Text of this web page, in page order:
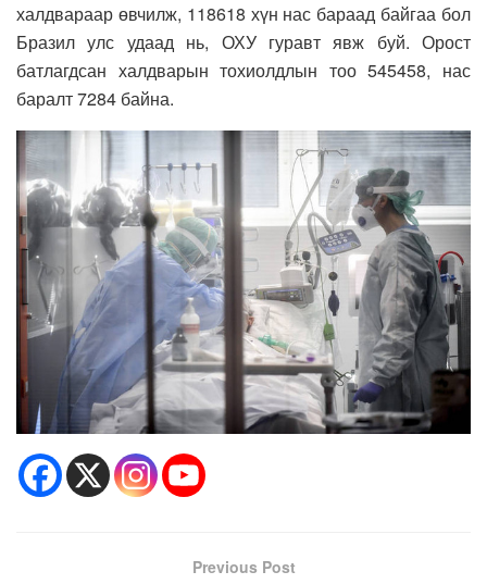
халдвараар өвчилж, 118618 хүн нас бараад байгаа бол
Бразил улс удаад нь, ОХУ гуравт явж буй. Орост
батлагдсан халдварын тохиолдлын тоо 545458, нас
баралт 7284 байна.
Previous Post